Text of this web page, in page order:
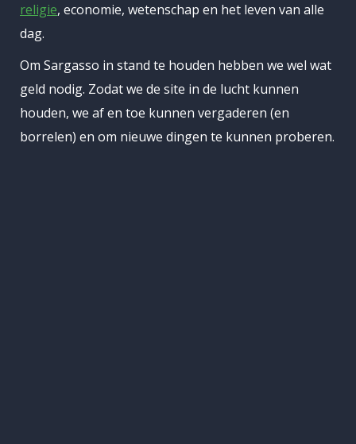
religie, economie, wetenschap en het leven van alle
dag.
Om Sargasso in stand te houden hebben we wel wat
geld nodig. Zodat we de site in de lucht kunnen
houden, we af en toe kunnen vergaderen (en
borrelen) en om nieuwe dingen te kunnen proberen.